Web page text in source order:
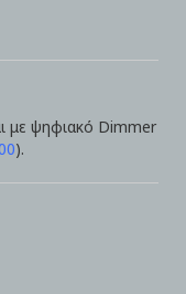
με ψηφιακό Dimmer
).